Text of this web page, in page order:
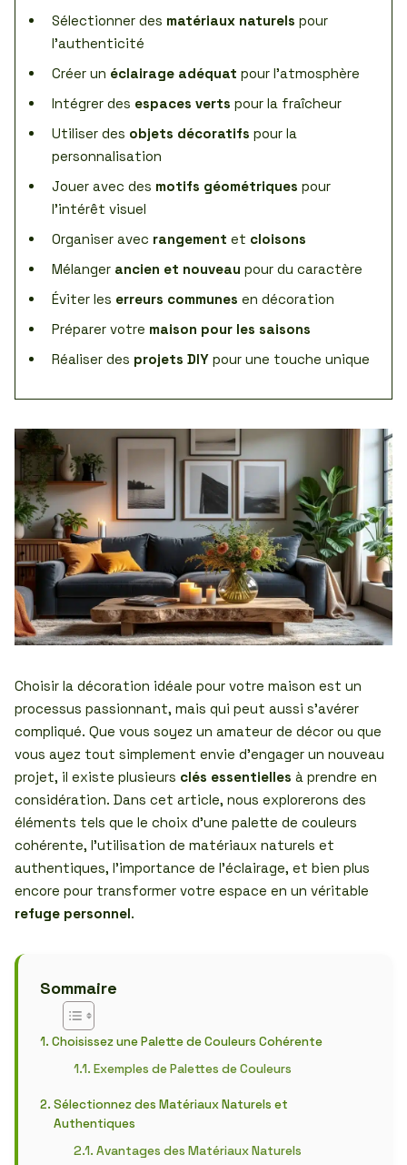
Sélectionner des matériaux naturels pour
l’authenticité
Créer un éclairage adéquat pour l’atmosphère
Intégrer des espaces verts pour la fraîcheur
Utiliser des objets décoratifs pour la
personnalisation
Jouer avec des motifs géométriques pour
l’intérêt visuel
Organiser avec rangement et cloisons
Mélanger ancien et nouveau pour du caractère
Éviter les erreurs communes en décoration
Préparer votre maison pour les saisons
Réaliser des projets DIYpour une touche unique
Choisir la décoration idéale pour votre maison est un
processus passionnant, mais qui peut aussi s’avérer
compliqué. Que vous soyez un amateur de décor ou que
vous ayez tout simplement envie d’engager un nouveau
projet, il existe plusieurs clés essentielles à prendre en
considération. Dans cet article, nous explorerons des
éléments tels que le choix d’une palette de couleurs
cohérente, l’utilisation de matériaux naturels et
authentiques, l’importance de l’éclairage, et bien plus
encore pour transformer votre espace en un véritable
refuge personnel.
Sommaire
Choisissez une Palette de Couleurs Cohérente
Exemples de Palettes de Couleurs
Sélectionnez des Matériaux Naturels et
Authentiques
Avantages des Matériaux Naturels